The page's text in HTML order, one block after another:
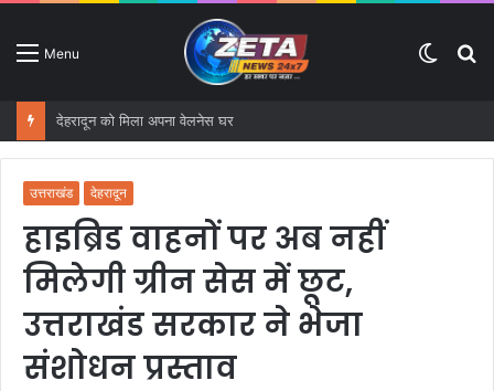
Menu
Switch
देहरादून को मिला अपना वेलनेस घर
उत्तराखंड देहरादून
हाइब्रिड वाहनों पर अब नहीं
मिलेगी ग्रीन सेस में छूट,
उत्तराखंड सरकार ने भेजा
संशोधन प्रस्ताव